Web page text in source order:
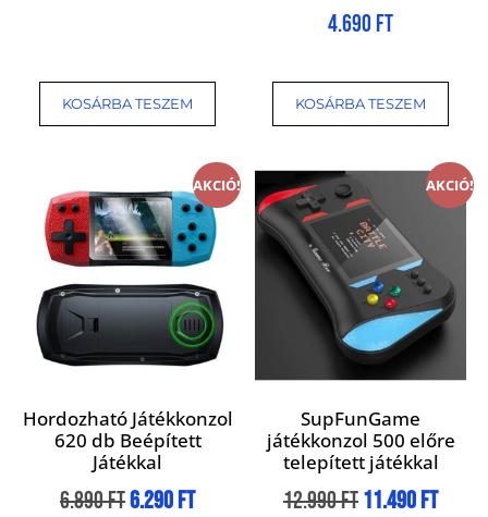
KOSÁRBA TESZEM
4.690 Ft
KOSÁRBA TESZEM
AKCIÓ!
Hordozható Játékkonzol
620 db Beépített
Játékkal
6.890Ft6.290Ft
AKCIÓ!
SupFunGame
játékkonzol 500 előre
telepített játékkal
12.990Ft11.490Ft